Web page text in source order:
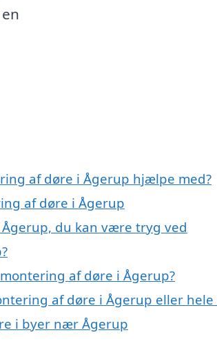
af døre i Ågerup hjælpe med?
af døre i Ågerup
du kan være tryg ved
af døre i Ågerup?
af døre i Ågerup eller hele
i byer nær Ågerup